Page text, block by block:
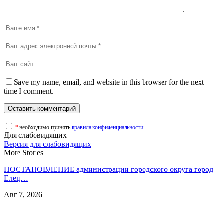
Save my name, email, and website in this browser for the next
time I comment.
* необходимо принять правила конфиденциальности
Для слабовидящих
Версия для слабовидящих
More Stories
ПОСТАНОВЛЕНИЕ администрации городского округа город
Елец…
Авг 7, 2026